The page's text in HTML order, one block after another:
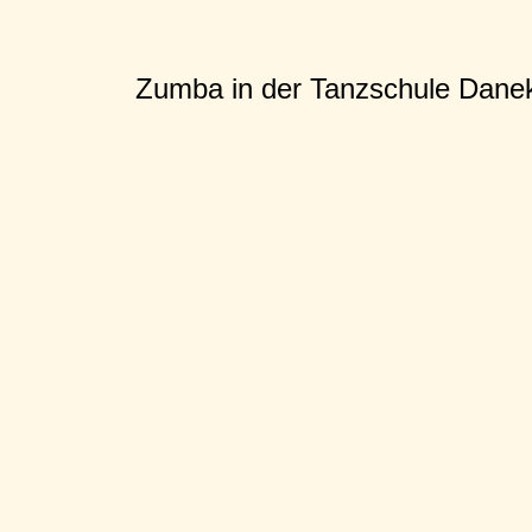
Zumba in der Tanzschule